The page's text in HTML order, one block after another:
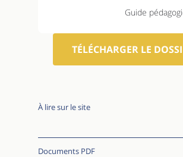
Guide
TÉLÉCHARGER LE
À lire sur le site
Documents PDF